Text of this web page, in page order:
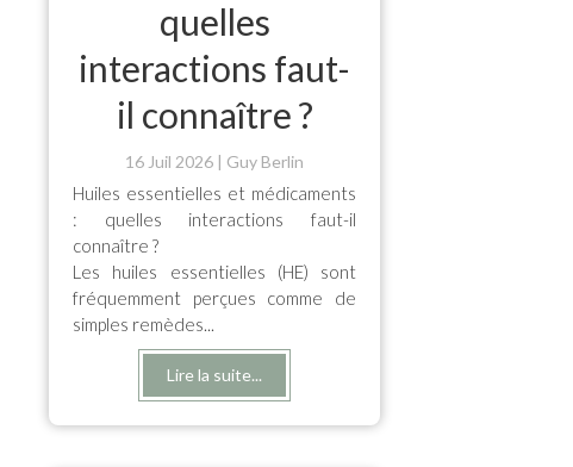
quelles
interactions faut-
il connaître ?
16 Juil 2026 Guy Berlin
Huiles essentielles et médicaments
: quelles interactions faut-il
connaître ?
Les huiles essentielles (HE) sont
fréquemment perçues comme de
simples remèdes...
Lire la suite...